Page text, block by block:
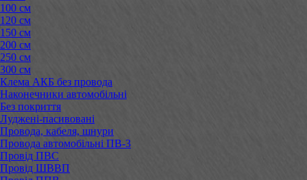
100 см
120 см
150 см
200 см
250 см
300 см
Клема АКБ без провода
Наконечники автомобільні
Без покриття
Луджені-пасивовані
Провода, кабеля, шнури
Провода автомобільні ПВ-3
Провід ПВС
Провід ШВВП